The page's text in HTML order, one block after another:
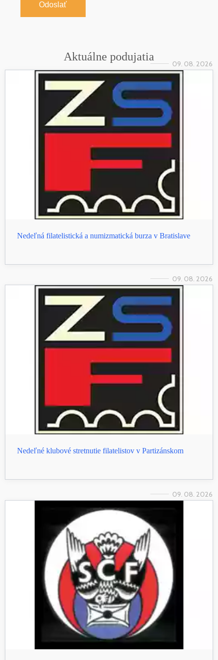
Odoslať
Aktuálne podujatia
09. 08. 2026
Nedeľná filatelistická a numizmatická burza v Bratislave
09. 08. 2026
Nedeľné klubové stretnutie filatelistov v Partizánskom
09. 08. 2026